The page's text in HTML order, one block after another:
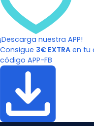
¡Descarga nuestra APP!
Consigue 3€ EXTRA en tu
código APP-FB